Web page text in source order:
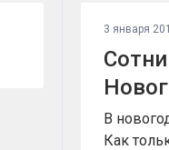
3 января
В
Как